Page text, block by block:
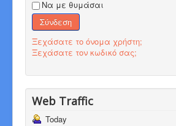
Να με θυμάσαι
Σύνδεση
Ξεχάσατε το όνομα χρήστη;
Ξεχάσατε τον κωδικό σας;
Web Traffic
Today